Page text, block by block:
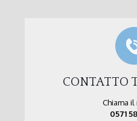
CONTATTO
Chiama
0571